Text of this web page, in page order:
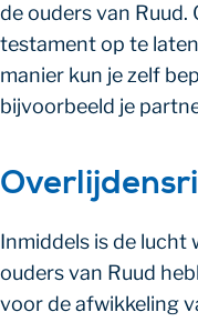
de ouders van Ruud.
testament op te
manier kun je zelf
bijvoorbeeld je
Inmiddels is de lucht
ouders van Ruud
voor de afwikkeling